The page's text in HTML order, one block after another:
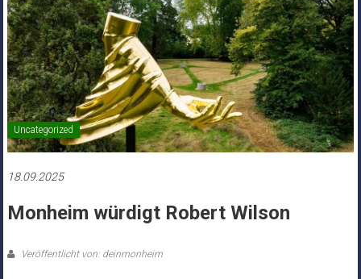
Uncategorized
18.09.2025
Monheim würdigt Robert Wilson
Veröffentlicht von: deinmonheim